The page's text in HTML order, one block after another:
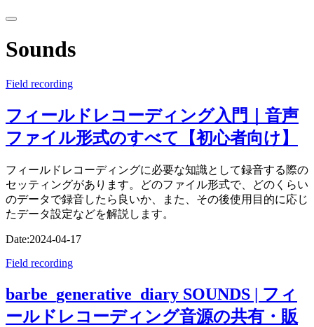
Sounds
Field recording
フィールドレコーディング入門｜音声
ファイル形式のすべて【初心者向け】
フィールドレコーディングに必要な知識として録音する際の
セッティングがあります。どのファイル形式で、どのくらい
のデータで録音したら良いか、また、その後使用目的に応じ
たデータ設定などを解説します。
Date:2024-04-17
Field recording
barbe_generative_diary SOUNDS | フィ
ールドレコーディング音源の共有・販